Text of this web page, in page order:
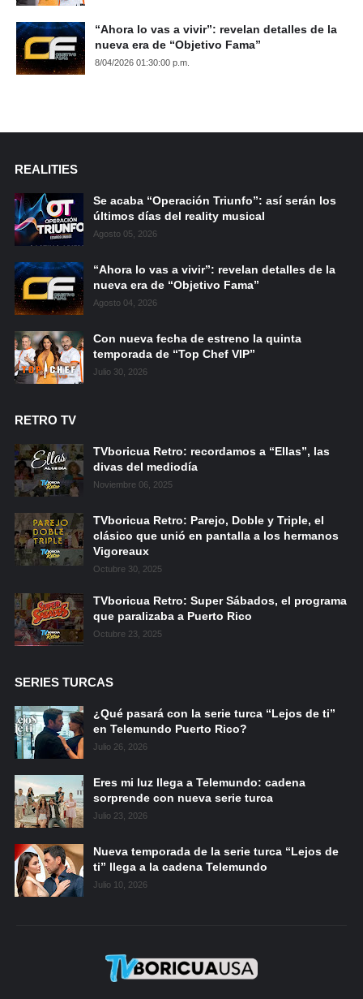
“Ahora lo vas a vivir”: revelan detalles de la
nueva era de “Objetivo Fama”
8/04/2026 01:30:00 p.m.
REALITIES
Se acaba “Operación Triunfo”: así serán los
últimos días del reality musical
Agosto 05, 2026
“Ahora lo vas a vivir”: revelan detalles de la
nueva era de “Objetivo Fama”
Agosto 04, 2026
Con nueva fecha de estreno la quinta
temporada de “Top Chef VIP”
Julio 30, 2026
RETRO TV
TVboricua Retro: recordamos a “Ellas”, las
divas del mediodía
Noviembre 06, 2025
TVboricua Retro: Parejo, Doble y Triple, el
clásico que unió en pantalla a los hermanos
Vigoreaux
Octubre 30, 2025
TVboricua Retro: Super Sábados, el programa
que paralizaba a Puerto Rico
Octubre 23, 2025
SERIES TURCAS
¿Qué pasará con la serie turca “Lejos de ti”
en Telemundo Puerto Rico?
Julio 26, 2026
Eres mi luz llega a Telemundo: cadena
sorprende con nueva serie turca
Julio 23, 2026
Nueva temporada de la serie turca “Lejos de
ti” llega a la cadena Telemundo
Julio 10, 2026